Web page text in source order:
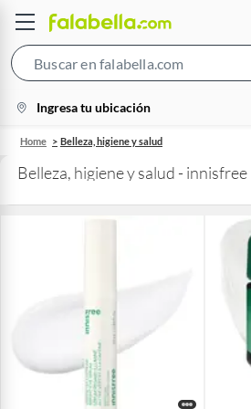
Bar
location-
icon
Ingresa tu ubicación
Home Belleza, higiene y salud
Belleza, higiene y salud - innisfree